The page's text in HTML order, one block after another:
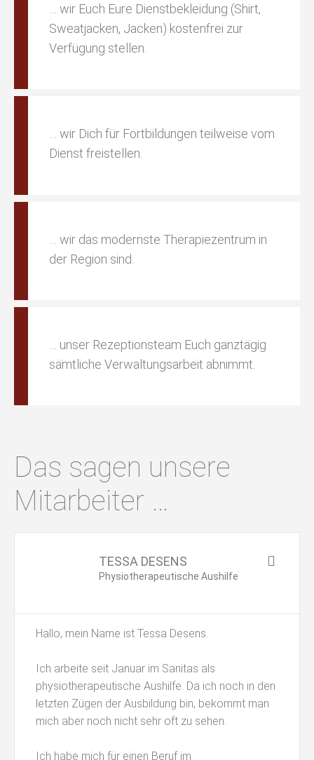
… wir Euch Eure Dienstbekleidung (Shirt,
Sweatjacken, Jacken) kostenfrei zur
Verfügung stellen.
… wir Dich für Fortbildungen teilweise vom
Dienst freistellen.
… wir das modernste Therapiezentrum in
der Region sind.
… unser Rezeptionsteam Euch ganztägig
sämtliche Verwaltungsarbeit abnimmt.
Das sagen unsere
Mitarbeiter …
TESSA DESENS
Physiotherapeutische Aushilfe
Hallo, mein Name ist Tessa Desens.
Ich arbeite seit Januar im Sanitas als
physiotherapeutische Aushilfe. Da ich noch in den
letzten Zügen der Ausbildung bin, bekommt man
mich aber noch nicht sehr oft zu sehen.
Ich habe mich für einen Beruf im